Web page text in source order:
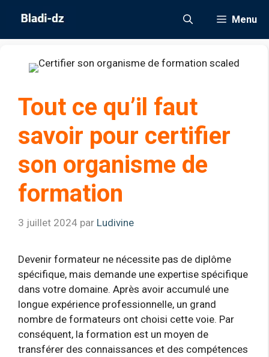
contenu
Menu
Tout ce qu’il faut
savoir pour certifier
son organisme de
formation
3 juillet 2024 par Ludivine
Devenir formateur ne nécessite pas de diplôme
spécifique, mais demande une expertise spécifique
dans votre domaine. Après avoir accumulé une
longue expérience professionnelle, un grand
nombre de formateurs ont choisi cette voie. Par
conséquent, la formation est un moyen de
transférer des connaissances et des compétences